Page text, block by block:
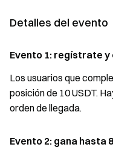
Detalles del evento
Evento 1: regístrate y
Los usuarios que
posición de 10 USDT.
orden de llegada.
Evento 2: gana hasta